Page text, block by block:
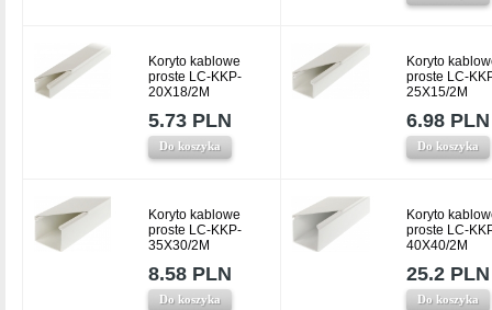
Koryto kablowe
proste LC-KKP-
20X18/2M
5.73 PLN
Do koszyka
Koryto
proste LC-
25X15/2M
6.98 PLN
Do koszyka
Koryto kablowe
proste LC-KKP-
35X30/2M
8.58 PLN
Do koszyka
Koryto
proste LC-
40X40/2M
25.2 PLN
Do koszyka